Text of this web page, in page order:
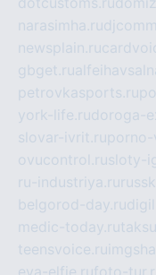
narasimha.ru
newsplain.ru
gbget.ru
petrovkasports.ru
york-life.rudoroga-
slovar-ivrit.ru
ovucontrol.rusloty-
ru-industriya.ru
belgorod-day.ru
medic-today.ru
teensvoice.ru